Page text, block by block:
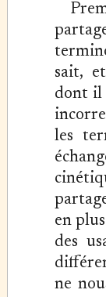
sait,
dont il
les
en
des
ne